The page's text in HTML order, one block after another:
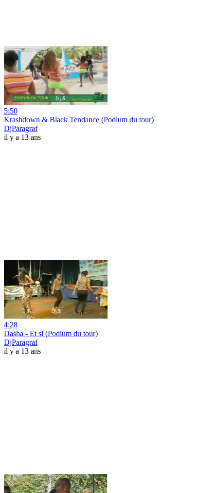
5:50
Krashdown & Black Tendance (Podium du tour)
DjParagraf
il y a 13 ans
4:28
Dasha - Et si (Podium du tour)
DjParagraf
il y a 13 ans